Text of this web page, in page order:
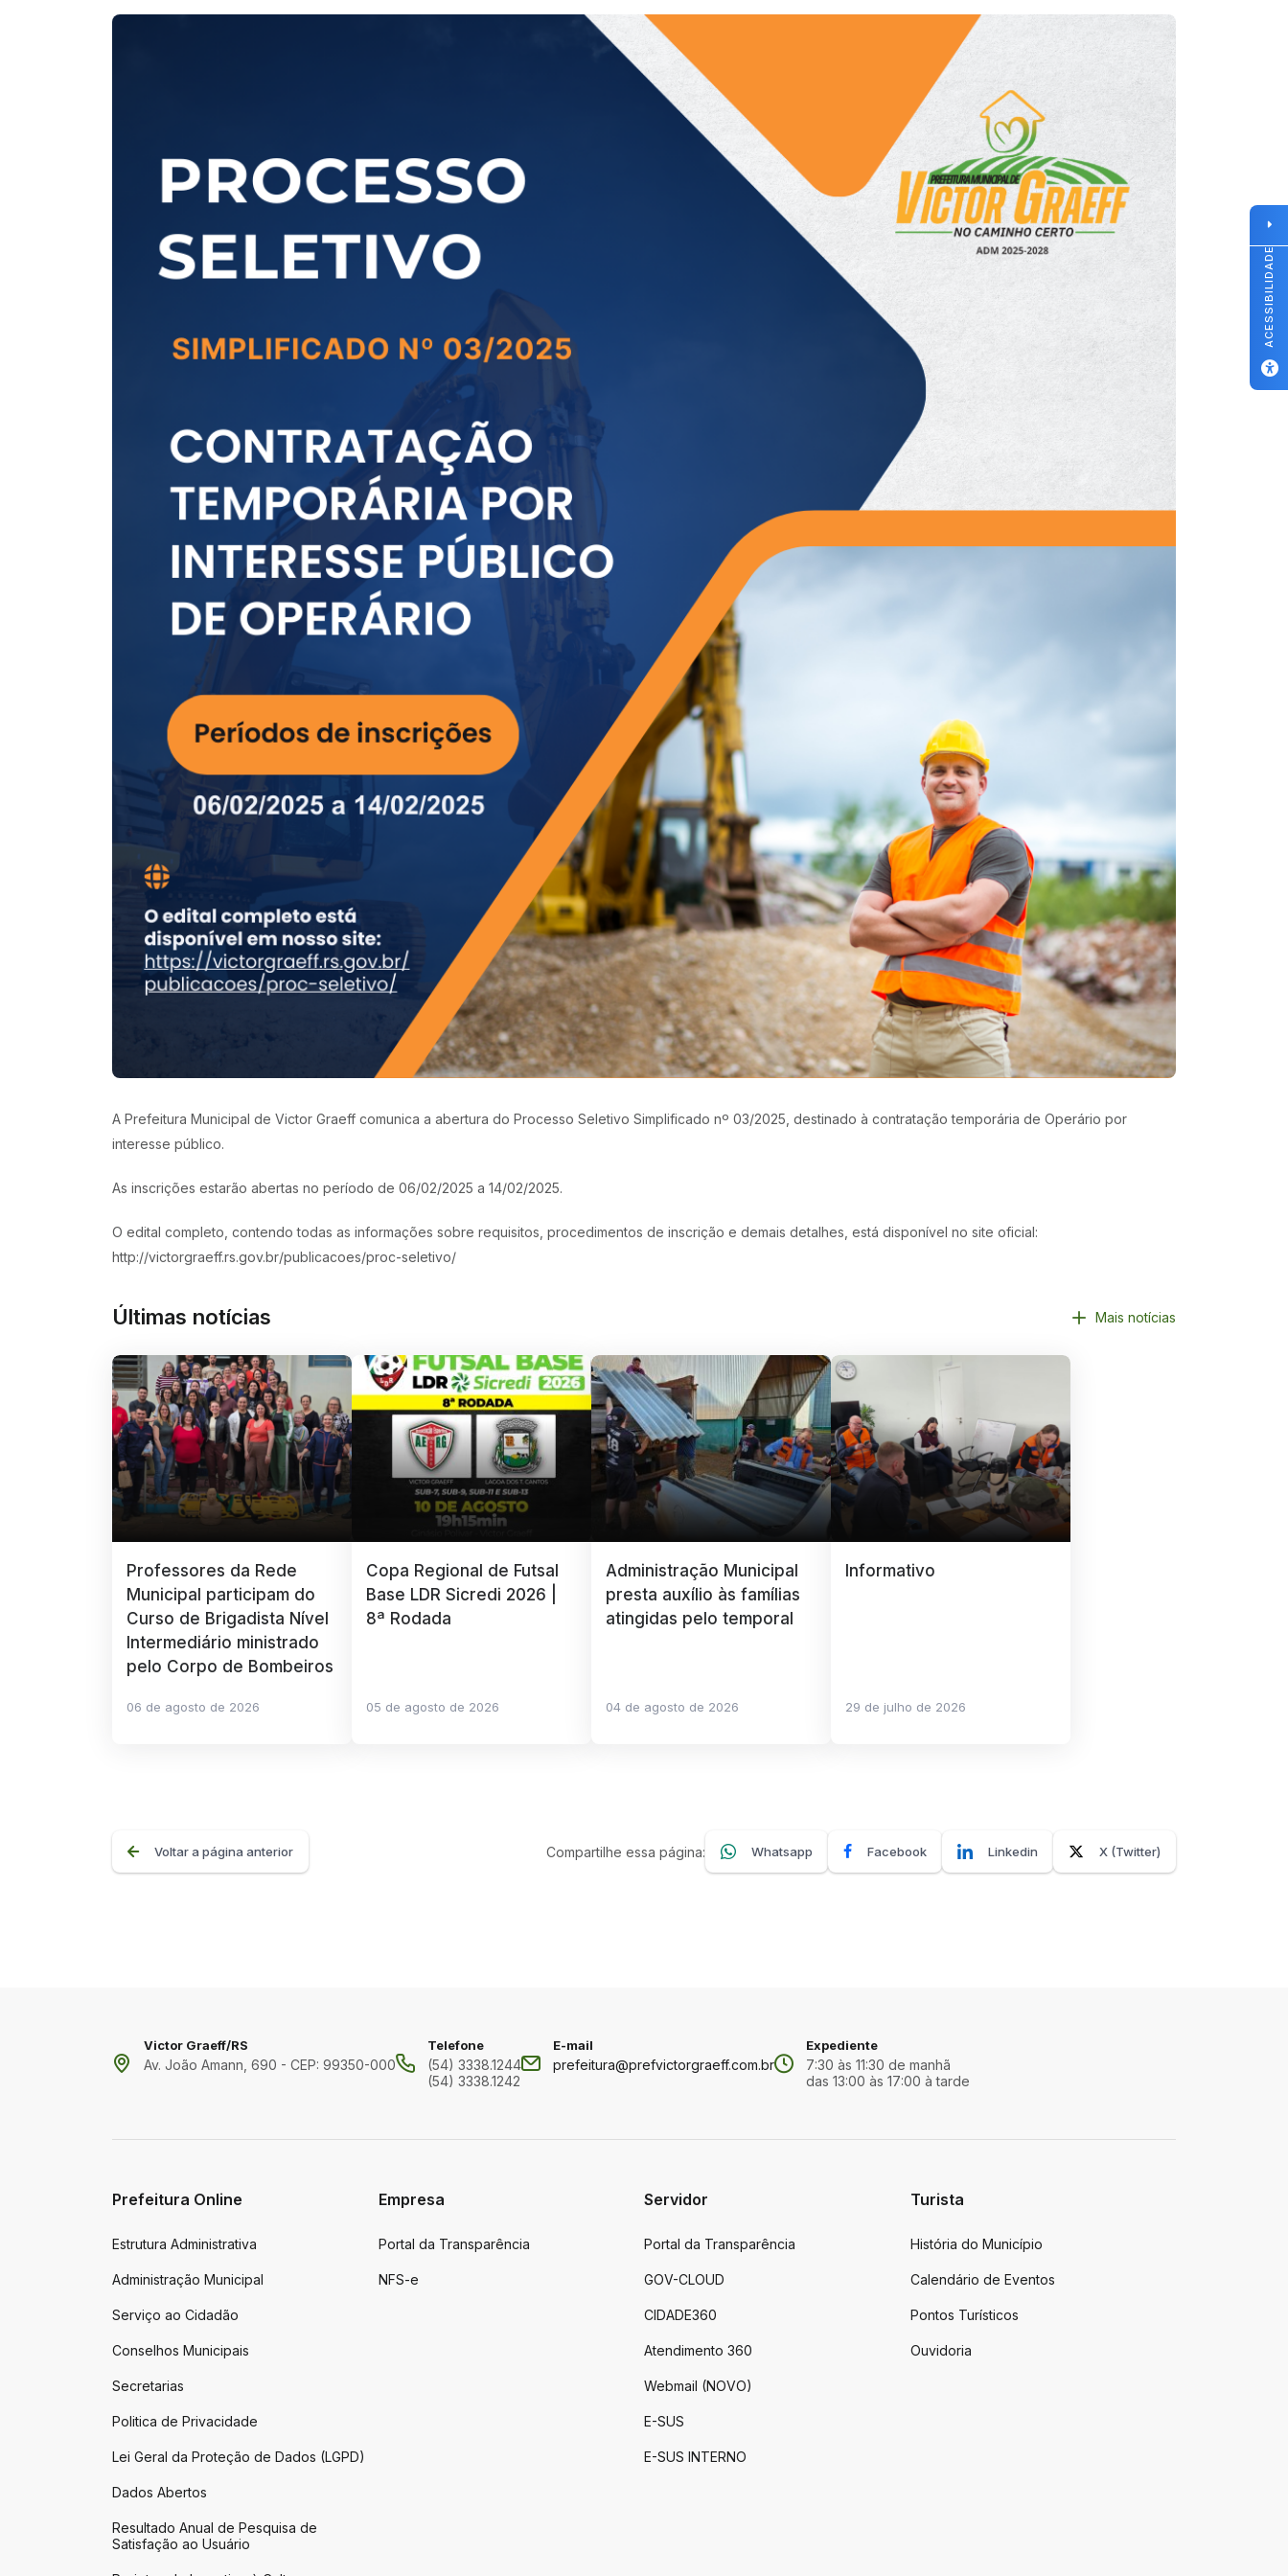
A Prefeitura Municipal de Victor Graeff comunica a abertura do Processo Seletivo Simplificado nº 03/2025, destinado à contratação temporária de Operário por
interesse público.
As inscrições estarão abertas no período de 06/02/2025 a 14/02/2025.
O edital completo, contendo todas as informações sobre requisitos, procedimentos de inscrição e demais detalhes, está disponível no site oficial:
http://victorgraeff.rs.gov.br/publicacoes/proc-seletivo/
Últimas notícias Mais notícias
Professores da Rede
Municipal participam do
Curso de Brigadista Nível
Intermediário ministrado
pelo Corpo de Bombeiros
06 de agosto de 2026
Copa Regional de Futsal
Base LDR Sicredi 2026 |
8ª Rodada
05 de agosto de 2026
Administração Municipal
presta auxílio às famílias
atingidas pelo temporal
04 de agosto de 2026
Informativo
29 de julho de 2026
Voltar a página anterior Compartilhe essa página: Whatsapp Facebook Linkedin X (Twitter)
Victor Graeff/RS
Av. João Amann, 690 - CEP: 99350-000
Telefone
(54) 3338.1244
(54) 3338.1242
E-mail
prefeitura@prefvictorgraeff.com.br
Expediente
7:30 às 11:30 de manhã
das 13:00 às 17:00 à tarde
Prefeitura Online
Estrutura Administrativa
Administração Municipal
Serviço ao Cidadão
Conselhos Municipais
Secretarias
Politica de Privacidade
Lei Geral da Proteção de Dados (LGPD)
Dados Abertos
Resultado Anual de Pesquisa de
Satisfação ao Usuário
Empresa
Portal da Transparência
NFS-e
Servidor
Portal da Transparência
GOV-CLOUD
CIDADE360
Atendimento 360
Webmail (NOVO)
E-SUS
E-SUS INTERNO
Turista
História do Município
Calendário de Eventos
Pontos Turísticos
Ouvidoria
ACESSIBILIDADE